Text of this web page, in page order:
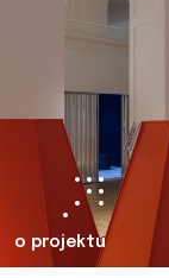
o projektu